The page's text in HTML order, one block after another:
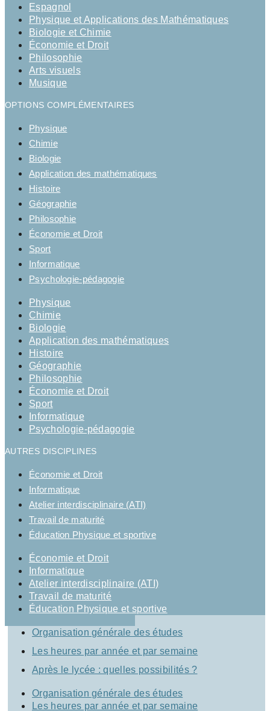
Espagnol
Physique et Applications des Mathématiques
Biologie et Chimie
Économie et Droit
Philosophie
Arts visuels
Musique
OPTIONS COMPLÉMENTAIRES
Physique
Chimie
Biologie
Application des mathématiques
Histoire
Géographie
Philosophie
Économie et Droit
Sport
Informatique
Psychologie-pédagogie
Physique
Chimie
Biologie
Application des mathématiques
Histoire
Géographie
Philosophie
Économie et Droit
Sport
Informatique
Psychologie-pédagogie
AUTRES DISCIPLINES
Économie et Droit
Informatique
Atelier interdisciplinaire (ATI)
Travail de maturité
Éducation Physique et sportive
Économie et Droit
Informatique
Atelier interdisciplinaire (ATI)
Travail de maturité
Éducation Physique et sportive
Organisation générale des études
Les heures par année et par semaine
Après le lycée : quelles possibilités ?
Organisation générale des études
Les heures par année et par semaine